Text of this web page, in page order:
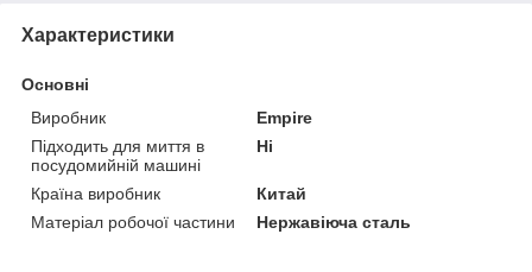
Характеристики
Основні
Виробник
Empire
Підходить для миття в
посудомийній машині
Ні
Країна виробник
Китай
Матеріал робочої частини
Нержавіюча сталь